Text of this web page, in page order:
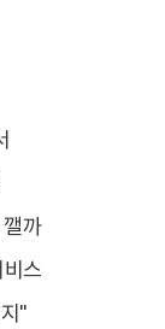
까
스
"